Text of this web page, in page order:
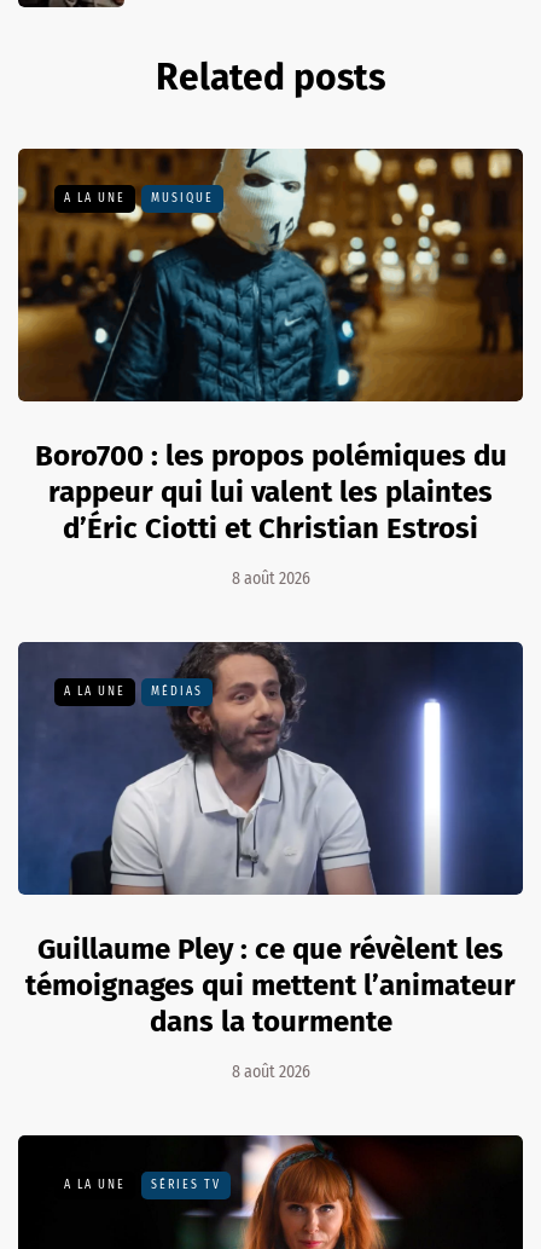
Related posts
A LA UNE MUSIQUE
Boro700 : les propos polémiques du
rappeur qui lui valent les plaintes
d’Éric Ciotti et Christian Estrosi
8 août 2026
A LA UNE MÉDIAS
Guillaume Pley : ce que révèlent les
témoignages qui mettent l’animateur
dans la tourmente
8 août 2026
A LA UNE SÉRIES TV